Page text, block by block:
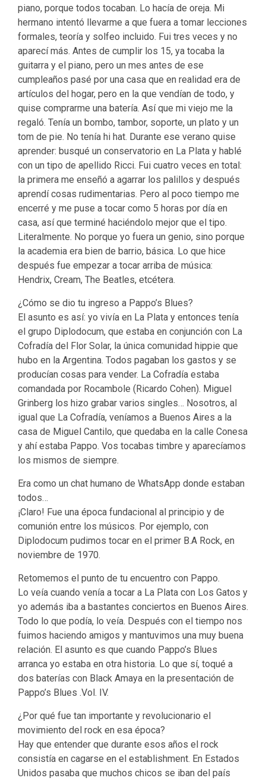
piano, porque todos tocaban. Lo hacía de oreja. Mi
hermano intentó llevarme a que fuera a tomar lecciones
formales, teoría y solfeo incluido. Fui tres veces y no
aparecí más. Antes de cumplir los 15, ya tocaba la
guitarra y el piano, pero un mes antes de ese
cumpleaños pasé por una casa que en realidad era de
artículos del hogar, pero en la que vendían de todo, y
quise comprarme una batería. Así que mi viejo me la
regaló. Tenía un bombo, tambor, soporte, un plato y un
tom de pie. No tenía hi hat. Durante ese verano quise
aprender: busqué un conservatorio en La Plata y hablé
con un tipo de apellido Ricci. Fui cuatro veces en total:
la primera me enseñó a agarrar los palillos y después
aprendí cosas rudimentarias. Pero al poco tiempo me
encerré y me puse a tocar como 5 horas por día en
casa, así que terminé haciéndolo mejor que el tipo.
Literalmente. No porque yo fuera un genio, sino porque
la academia era bien de barrio, básica. Lo que hice
después fue empezar a tocar arriba de música:
Hendrix, Cream, The Beatles, etcétera.
¿Cómo se dio tu ingreso a Pappo’s Blues?
El asunto es así: yo vivía en La Plata y entonces tenía
el grupo Diplodocum, que estaba en conjunción con La
Cofradía del Flor Solar, la única comunidad hippie que
hubo en la Argentina. Todos pagaban los gastos y se
producían cosas para vender. La Cofradía estaba
comandada por Rocambole (Ricardo Cohen). Miguel
Grinberg los hizo grabar varios singles… Nosotros, al
igual que La Cofradía, veníamos a Buenos Aires a la
casa de Miguel Cantilo, que quedaba en la calle Conesa
y ahí estaba Pappo. Vos tocabas timbre y aparecíamos
los mismos de siempre.
Era como un chat humano de WhatsApp donde estaban
todos…
¡Claro! Fue una época fundacional al principio y de
comunión entre los músicos. Por ejemplo, con
Diplodocum pudimos tocar en el primer B.A Rock, en
noviembre de 1970.
Retomemos el punto de tu encuentro con Pappo.
Lo veía cuando venía a tocar a La Plata con Los Gatos y
yo además iba a bastantes conciertos en Buenos Aires.
Todo lo que podía, lo veía. Después con el tiempo nos
fuimos haciendo amigos y mantuvimos una muy buena
relación. El asunto es que cuando Pappo’s Blues
arranca yo estaba en otra historia. Lo que sí, toqué a
dos baterías con Black Amaya en la presentación de
Pappo’s Blues .Vol. IV.
¿Por qué fue tan importante y revolucionario el
movimiento del rock en esa época?
Hay que entender que durante esos años el rock
consistía en cagarse en el establishment. En Estados
Unidos pasaba que muchos chicos se iban del país